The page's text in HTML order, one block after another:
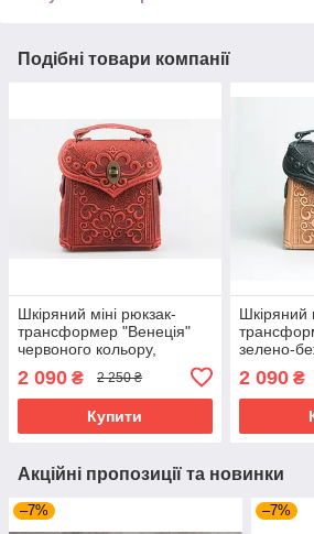
Подібні товари компанії
Шкіряний міні рюкзак-
трансформер "Венеція"
червоного кольору,
2 090 ₴ 2 250 ₴
Купити
Шкіряний
зелено-
2 090₴
Акційні пропозиції та новинки
–7% –7%